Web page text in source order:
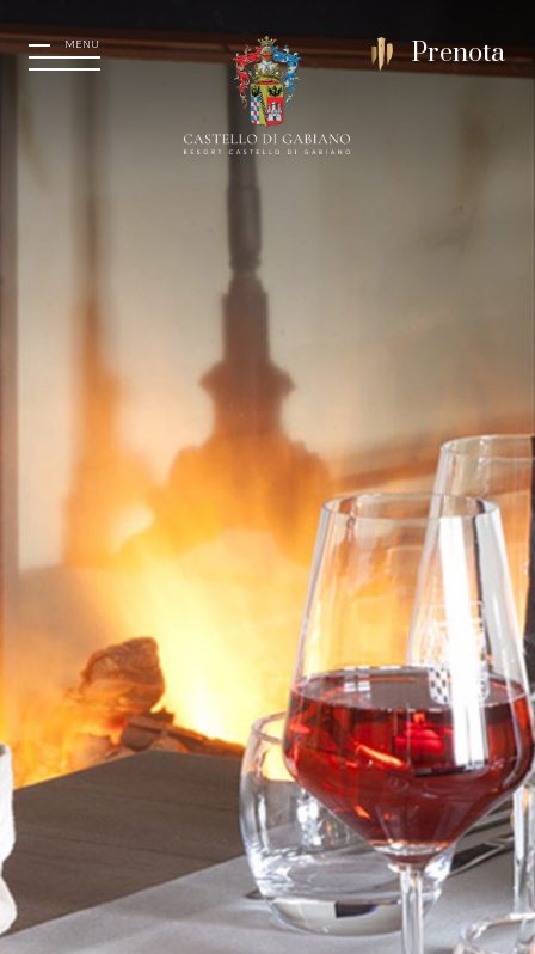
MENU Prenota